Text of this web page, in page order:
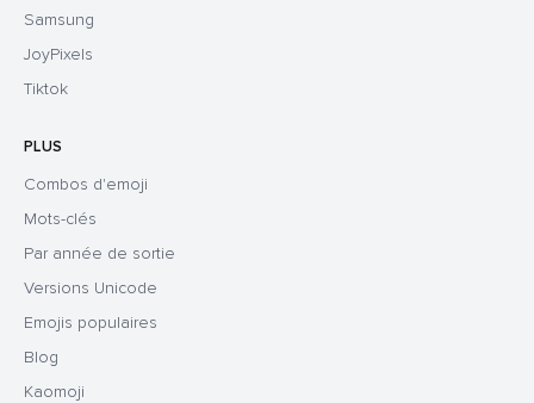
Samsung
JoyPixels
Tiktok
PLUS
Combos d'emoji
Mots-clés
Par année de sortie
Versions Unicode
Emojis populaires
Blog
Kaomoji